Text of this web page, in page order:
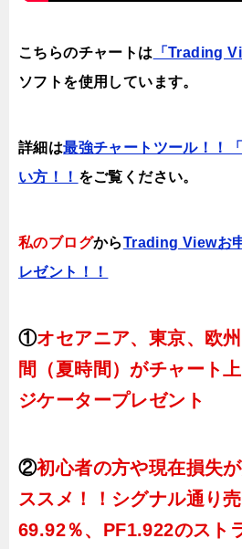
こちらのチャートは 「Trading
ソフトを使用しています。
詳細は最強チャートツール！！
い方！！ をご覧ください。
私のブログからTrading Viewお
レゼント！！
①オセアニア、東京、欧
間（夏時間）がチャート
ジケータープレゼント
②初心者の方や現在損失
ススメ！！シグナル通り
69.92％、PF1.922のスト